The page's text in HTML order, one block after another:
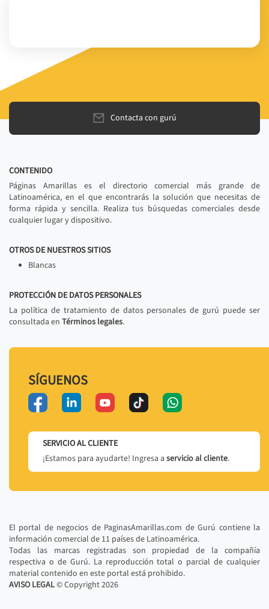
Contacta con gurú
CONTENIDO
Páginas Amarillas es el directorio comercial más grande de
Latinoamérica, en el que encontrarás la solución que necesitas de
forma rápida y sencilla. Realiza tus búsquedas comerciales desde
cualquier lugar y dispositivo.
OTROS DE NUESTROS SITIOS
Blancas
PROTECCIÓN DE DATOS PERSONALES
La política de tratamiento de datos personales de gurú puede ser
consultada en Términos legales.
SÍGUENOS
SERVICIO AL CLIENTE
¡Estamos para ayudarte! Ingresa a servicio al cliente.
El portal de negocios de PaginasAmarillas.com de Gurú contiene la
información comercial de 11 países de Latinoamérica.
Todas las marcas registradas son propiedad de la compañía
respectiva o de Gurú. La reproducción total o parcial de cualquier
material contenido en este portal está prohibido.
AVISO LEGAL© Copyright2026